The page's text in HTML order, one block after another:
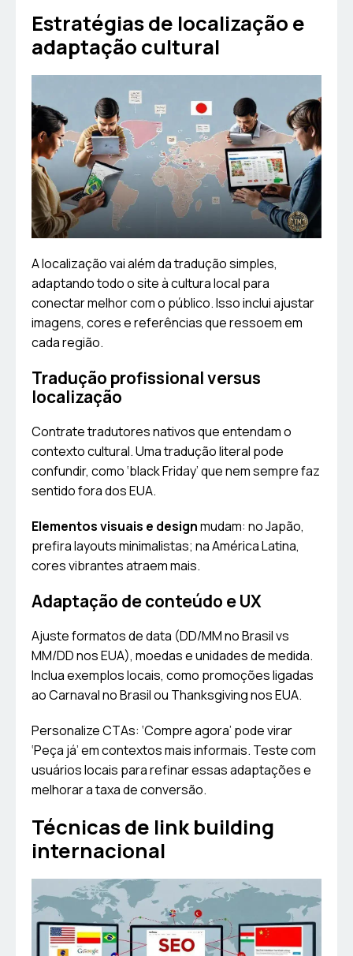
Estratégias de localização e
adaptação cultural
A localização vai além da tradução simples,
adaptando todo o site à cultura local para
conectar melhor com o público. Isso inclui ajustar
imagens, cores e referências que ressoem em
cada região.
Tradução profissional versus
localização
Contrate tradutores nativos que entendam o
contexto cultural. Uma tradução literal pode
confundir, como ‘black Friday’ que nem sempre faz
sentido fora dos EUA.
Elementos visuais e designmudam: no Japão,
prefira layouts minimalistas; na América Latina,
cores vibrantes atraem mais.
Adaptação de conteúdo e UX
Ajuste formatos de data (DD/MM no Brasil vs
MM/DD nos EUA), moedas e unidades de medida.
Inclua exemplos locais, como promoções ligadas
ao Carnaval no Brasil ou Thanksgiving nos EUA.
Personalize CTAs: ‘Compre agora’ pode virar
‘Peça já’ em contextos mais informais. Teste com
usuários locais para refinar essas adaptações e
melhorar a taxa de conversão.
Técnicas de link building
internacional